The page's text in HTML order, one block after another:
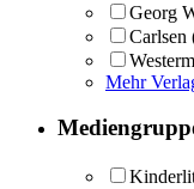
Georg
Carlsen
Mehr